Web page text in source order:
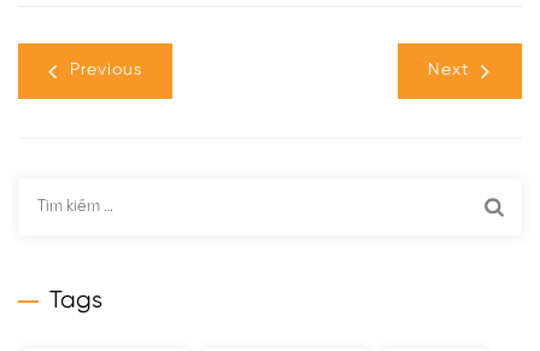
Previous Next
Tags